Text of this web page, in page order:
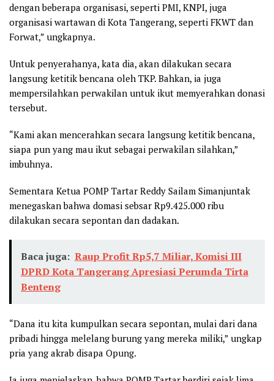
dengan beberapa organisasi, seperti PMI, KNPI, juga
organisasi wartawan di Kota Tangerang, seperti FKWT dan
Forwat,” ungkapnya.
Untuk penyerahanya, kata dia, akan dilakukan secara
langsung ketitik bencana oleh TKP. Bahkan, ia juga
mempersilahkan perwakilan untuk ikut memyerahkan donasi
tersebut.
“Kami akan mencerahkan secara langsung ketitik bencana,
siapa pun yang mau ikut sebagai perwakilan silahkan,”
imbuhnya.
Sementara Ketua POMP Tartar Reddy Sailam Simanjuntak
menegaskan bahwa domasi sebsar Rp9.425.000 ribu
dilakukan secara sepontan dan dadakan.
Baca juga: Raup Profit Rp5,7 Miliar, Komisi III
DPRD Kota Tangerang Apresiasi Perumda Tirta
Benteng
“Dana itu kita kumpulkan secara sepontan, mulai dari dana
pribadi hingga melelang burung yang mereka miliki,” ungkap
pria yang akrab disapa Opung.